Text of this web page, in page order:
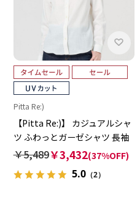
Pitta Re:)
【Pitta Re:)】 カジュアルシャ
ツ ふわっとガーゼシャツ 長袖
綿100% レディース
￥5,489￥3,432(37%OFF)
5.0（2）